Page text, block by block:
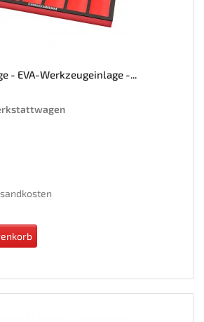
- EVA-Werkzeugeinlage -...